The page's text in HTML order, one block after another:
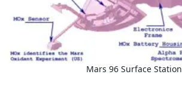
Mars 96 Surface Station